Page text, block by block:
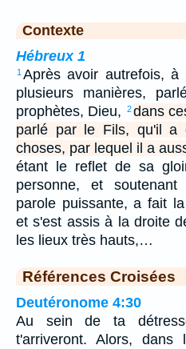
Contexte
Hébreux 1
1 Après avoir autrefois,
plusieurs manières,
prophètes, Dieu,
2 dans
parlé par le Fils, qu'il a
choses, par lequel il a
étant le reflet de sa
personne, et
parole puissante, a fait
et s'est assis à la droite
les lieux très hauts,…
Références Croisées
Deutéronome 4:30
Au sein de ta
t'arriveront. Alors,